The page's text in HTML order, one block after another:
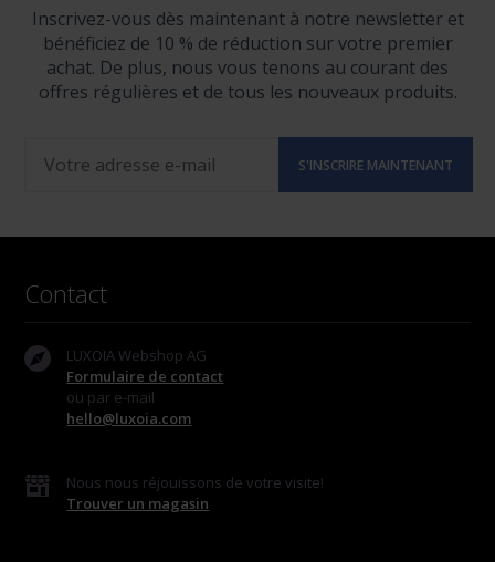
Inscrivez-vous dès maintenant à notre newsletter et
bénéficiez de 10 % de réduction sur votre premier
achat. De plus, nous vous tenons au courant des
offres régulières et de tous les nouveaux produits.
Contact
LUXOIA Webshop AG
Formulaire de contact
ou par e-mail
hello@luxoia.com
Nous nous réjouissons de votre visite!
Trouver un magasin